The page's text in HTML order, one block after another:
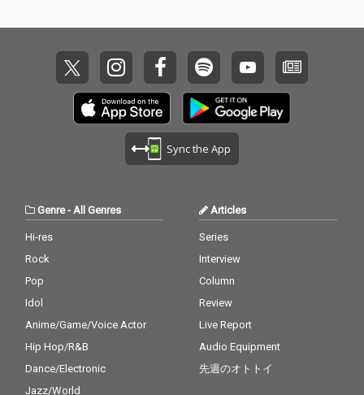
Sync the App
Genre- All Genres
Hi-res
Rock
Pop
Idol
Anime/Game/Voice Actor
Hip Hop/R&B
Dance/Electronic
Jazz/World
Articles
Series
Interview
Column
Review
Live Report
Audio Equipment
先週のオトトイ